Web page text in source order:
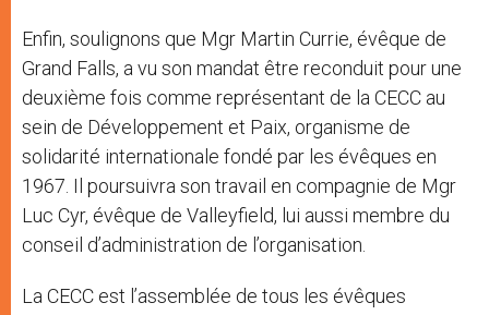
Enfin, soulignons que Mgr Martin Currie, évêque de
Grand Falls, a vu son mandat être reconduit pour une
deuxième fois comme représentant de la CECC au
sein de Développement et Paix, organisme de
solidarité internationale fondé par les évêques en
1967. Il poursuivra son travail en compagnie de Mgr
Luc Cyr, évêque de Valleyfield, lui aussi membre du
conseil d’administration de l’organisation.
La CECC est l’assemblée de tous les évêques